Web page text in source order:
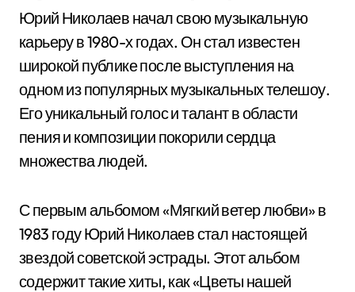
Юрий Николаев начал свою музыкальную
карьеру в 1980-х годах. Он стал известен
широкой публике после выступления на
одном из популярных музыкальных телешоу.
Его уникальный голос и талант в области
пения и композиции покорили сердца
множества людей.
С первым альбомом «Мягкий ветер любви» в
1983 году Юрий Николаев стал настоящей
звездой советской эстрады. Этот альбом
содержит такие хиты, как «Цветы нашей